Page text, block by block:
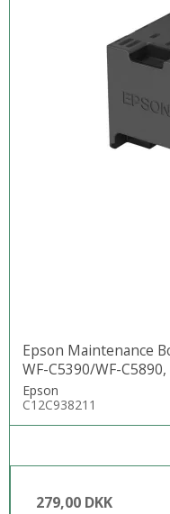
Epson Maintenance
WF-C5390/WF-
Epson
C12C938211
279,00 DKK